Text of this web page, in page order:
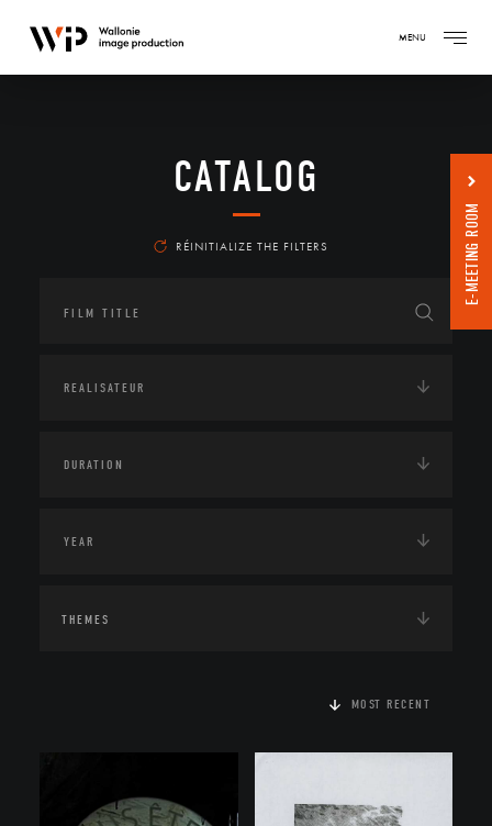
MENU
CATALOG
RÉINITIALIZE THE FILTERS
THEMES
MOST RECENT
E-MEETING ROOM